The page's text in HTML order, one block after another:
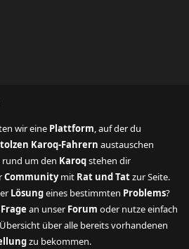
wir eine Plattform, auf der du
Karoq-Fahrern austauschen
rund um den Karoqstehen dir
Communitymit Rat und Tatzur Seite.
Lösungeines bestimmten Problems?
Frage an unser Forum oder nutze einfach
über alle bereits vorhandenen
zu bekommen.